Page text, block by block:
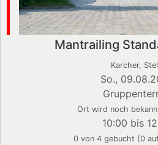
Mantrailing
Karcher,
So.,
Ort wird noch
10:00 bis
0 von 4 gebucht (0